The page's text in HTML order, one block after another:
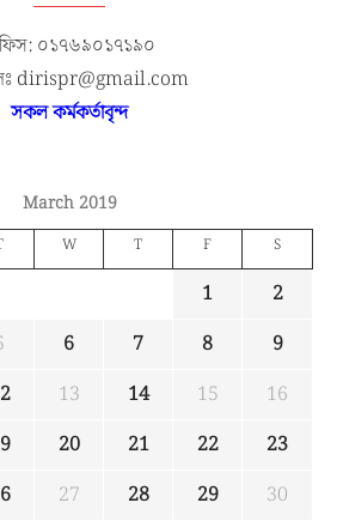
০১৭৬৯০১৭১৯০
dirispr@gmail.com
সকল কর্মকর্তাবৃন্দ
March 2019
W T F S
1
2
6 7 8
9
13 14 15
16
20 21 22
23
27 28 29
30